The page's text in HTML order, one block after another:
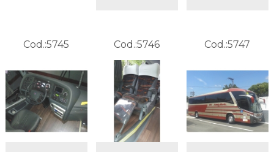
Cod.:5745 Cod.:5746 Cod.:5747